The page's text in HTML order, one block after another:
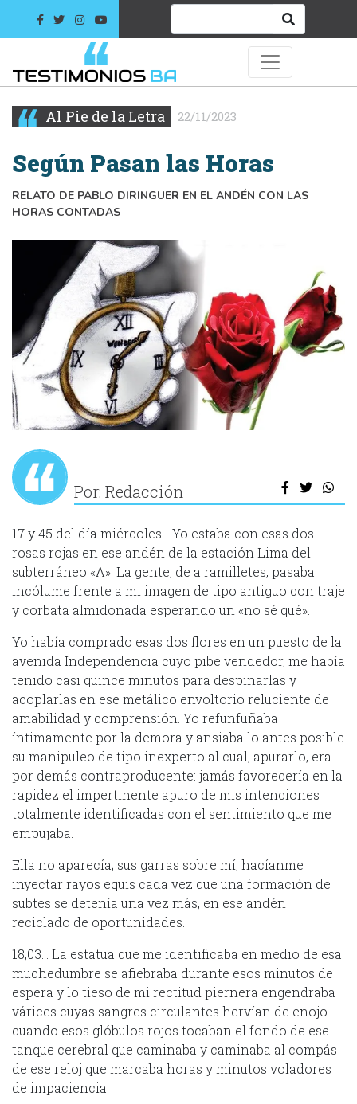
Al Pie de la Letra 22/11/2023
Según Pasan las Horas
RELATO DE PABLO DIRINGUER EN EL ANDÉN CON LAS
HORAS CONTADAS
Por: Redacción
17 y 45 del día miércoles… Yo estaba con esas dos
rosas rojas en ese andén de la estación Lima del
subterráneo «A». La gente, de a ramilletes, pasaba
incólume frente a mi imagen de tipo antiguo con traje
y corbata almidonada esperando un «no sé qué».
Yo había comprado esas dos flores en un puesto de la
avenida Independencia cuyo pibe vendedor, me había
tenido casi quince minutos para despinarlas y
acoplarlas en ese metálico envoltorio reluciente de
amabilidad y comprensión. Yo refunfuñaba
íntimamente por la demora y ansiaba lo antes posible
su manipuleo de tipo inexperto al cual, apurarlo, era
por demás contraproducente: jamás favorecería en la
rapidez el impertinente apuro de mis intenciones
totalmente identificadas con el sentimiento que me
empujaba.
Ella no aparecía; sus garras sobre mí, hacíanme
inyectar rayos equis cada vez que una formación de
subtes se detenía una vez más, en ese andén
reciclado de oportunidades.
18,03… La estatua que me identificaba en medio de esa
muchedumbre se afiebraba durante esos minutos de
espera y lo tieso de mi rectitud piernera engendraba
várices cuyas sangres circulantes hervían de enojo
cuando esos glóbulos rojos tocaban el fondo de ese
tanque cerebral que caminaba y caminaba al compás
de ese reloj que marcaba horas y minutos voladores
de impaciencia.